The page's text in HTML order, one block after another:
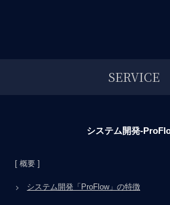
SERVICE
システム開発-
[ 概要 ]
システム開発「ProFlow」の特徴